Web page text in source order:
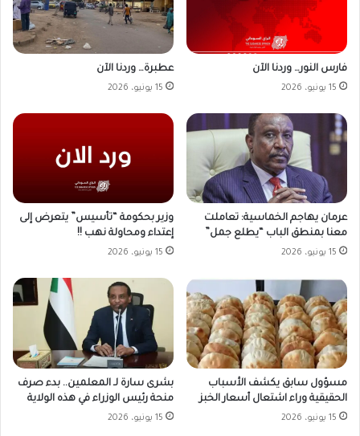
فارس النور… وردنا الآن
15 يونيو، 2026
عطبرة… وردنا الآن
15 يونيو، 2026
عرمان يهاجم الخماسية: تعاملت
معنا بمنطق الباب “يطلع جمل”
15 يونيو، 2026
وزير بحكومة “تأسيس” يتعرض إلى
إعتداء ومحاولة نهب !!
15 يونيو، 2026
مسؤول سابق يكشف الأسباب
الحقيقية وراء اشتعال أسعار الخبز
15 يونيو، 2026
بشرى سارة لـ المعلمين.. بدء صرف
منحة رئيس الوزراء في هذه الولاية
15 يونيو، 2026